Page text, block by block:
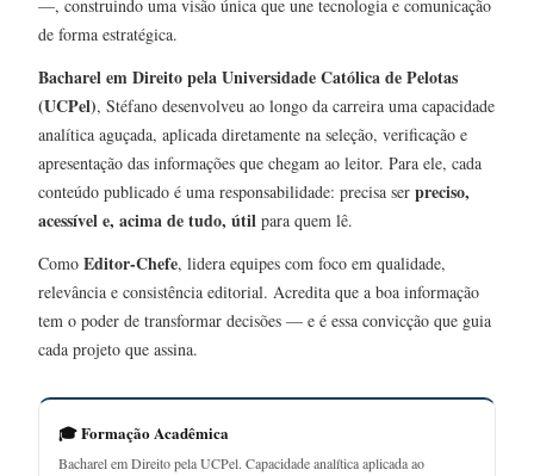
—, construindo uma visão única que une tecnologia e comunicação
de forma estratégica.
Bacharel em Direito pela Universidade Católica de Pelotas
(UCPel), Stéfano desenvolveu ao longo da carreira uma capacidade
analítica aguçada, aplicada diretamente na seleção, verificação e
apresentação das informações que chegam ao leitor. Para ele, cada
conteúdo publicado é uma responsabilidade: precisa ser preciso,
acessível e, acima de tudo, útil para quem lê.
Como Editor-Chefe, lidera equipes com foco em qualidade,
relevância e consistência editorial. Acredita que a boa informação
tem o poder de transformar decisões — e é essa convicção que guia
cada projeto que assina.
🎓 Formação Acadêmica
Bacharel em Direito pela UCPel. Capacidade analítica aplicada ao